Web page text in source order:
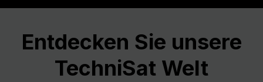
Entdecken Sie unsere
TechniSat Welt